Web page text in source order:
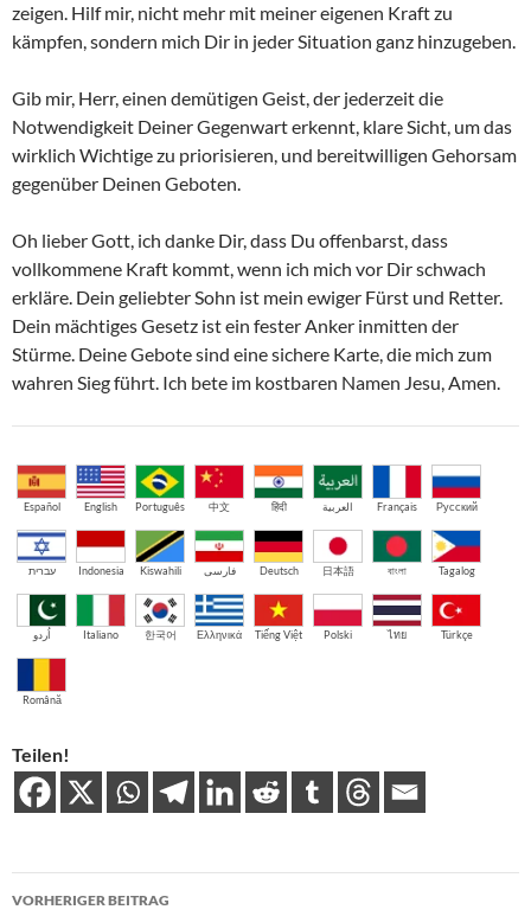
zeigen. Hilf mir, nicht mehr mit meiner eigenen Kraft zu
kämpfen, sondern mich Dir in jeder Situation ganz hinzugeben.
Gib mir, Herr, einen demütigen Geist, der jederzeit die
Notwendigkeit Deiner Gegenwart erkennt, klare Sicht, um das
wirklich Wichtige zu priorisieren, und bereitwilligen Gehorsam
gegenüber Deinen Geboten.
Oh lieber Gott, ich danke Dir, dass Du offenbarst, dass
vollkommene Kraft kommt, wenn ich mich vor Dir schwach
erkläre. Dein geliebter Sohn ist mein ewiger Fürst und Retter.
Dein mächtiges Gesetz ist ein fester Anker inmitten der
Stürme. Deine Gebote sind eine sichere Karte, die mich zum
wahren Sieg führt. Ich bete im kostbaren Namen Jesu, Amen.
Español English Português 中文 हिंदी العربية Français Русский
עברית Indonesia Kiswahili فارسی Deutsch 日本語 বাংলা Tagalog
اُردو Italiano 한국어 Ελληνικά Tiếng Việt Polski ไทย Türkçe
Română
Teilen!
Beitragsnavigation
VORHERIGER BEITRAG